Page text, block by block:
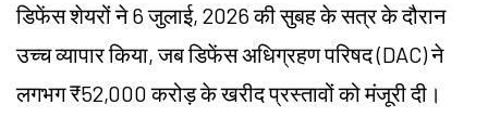
डिफेंसशेयरों ने 6 जुलाई, 2026 की सुबह के सत्र के दौरान
उच्च व्यापार किया, जबडिफेंसअधिग्रहण परिषद (DAC) ने
लगभग ₹52,000 करोड़ के खरीद प्रस्तावों को मंजूरी दी।